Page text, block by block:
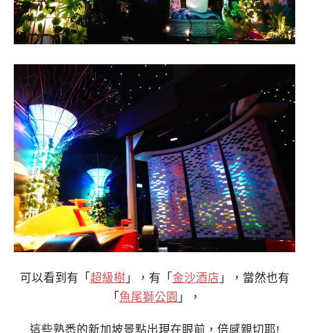
可以看到有「 超級樹 」，有「 金沙酒店 」，當然也有
「 魚尾獅公園 」，
這些熟悉的新加坡景點出現在眼前，倍感親切耶!